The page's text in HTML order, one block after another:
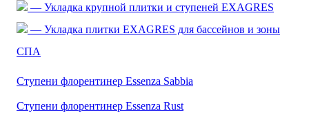
— Укладка крупной плитки и ступеней EXAGRES
— Укладка плитки EXAGRES для бассейнов и зоны
СПА
Ступени флорентинер Essenza Sabbia
Ступени флорентинер Essenza Rust